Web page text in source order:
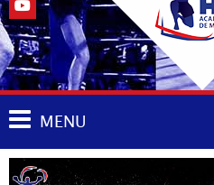
MENU